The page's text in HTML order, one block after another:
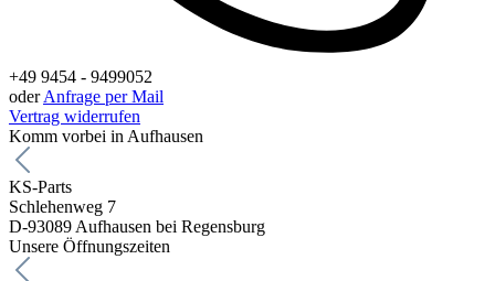
+49 9454 - 9499052
oderAnfrage per Mail
Vertrag widerrufen
Komm vorbei in Aufhausen
KS-Parts
Schlehenweg 7
D-93089 Aufhausen bei Regensburg
Unsere Öffnungszeiten